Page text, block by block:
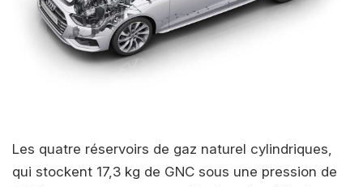
Les quatre réservoirs de gaz naturel cylindriques,
qui stockent 17,3 kg de GNC sous une pression de